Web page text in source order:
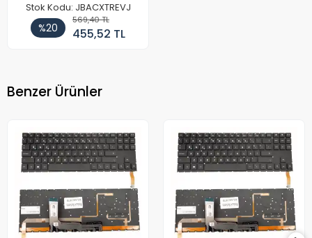
Stok Kodu: JBACXTREVJ
%20
569,40 TL
455,52 TL
Benzer Ürünler